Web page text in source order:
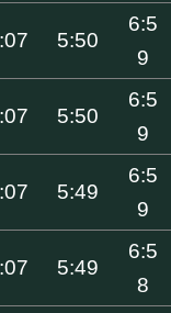
5:50
6:5
9
5:50
6:5
9
5:49
6:5
9
5:49
6:5
8